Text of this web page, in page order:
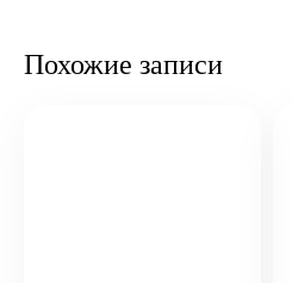
Похожие записи